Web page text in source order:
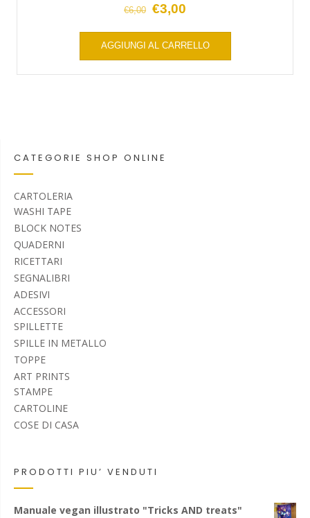
€6,00 Il
prezzo
originale
€3,00
prezzo
attuale
AGGIUNGI AL CARRELLO
CATEGORIE SHOP ONLINE
CARTOLERIA
WASHI TAPE
BLOCK NOTES
QUADERNI
RICETTARI
SEGNALIBRI
ADESIVI
ACCESSORI
SPILLETTE
SPILLE IN METALLO
TOPPE
ART PRINTS
STAMPE
CARTOLINE
COSE DI CASA
PRODOTTI PIU’ VENDUTI
Manuale vegan illustrato "Tricks AND treats"